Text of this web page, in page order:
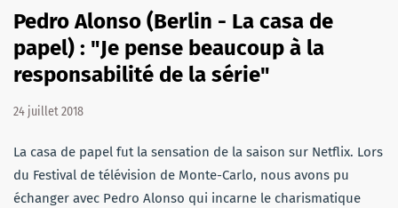
Pedro Alonso (Berlin - La casa de
papel) : "Je pense beaucoup à la
responsabilité de la série"
24 juillet 2018
La casa de papel fut la sensation de la saison sur Netflix. Lors
du Festival de télévision de Monte-Carlo, nous avons pu
échanger avec Pedro Alonso qui incarne le charismatique